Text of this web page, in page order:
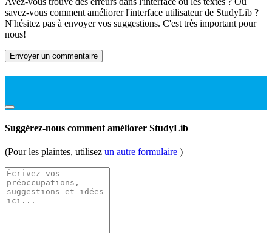
savez-vous comment améliorer l'interface utilisateur de StudyLib ?
N'hésitez pas à envoyer vos suggestions. C'est très important pour
nous!
Envoyer un commentaire
Suggérez-nous comment améliorer StudyLib
(Pour les plaintes, utilisez un autre formulaire )